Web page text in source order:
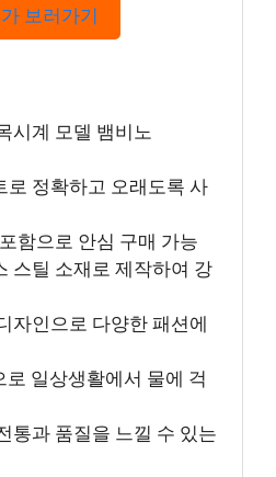
보러가기
시계 모델 뱀비노
로 정확하고 오래도록 사
함으로 안심 구매 가능
스틸 소재로 제작하여 강
자인으로 다양한 패션에
일상생활에서 물에 걱
통과 품질을 느낄 수 있는